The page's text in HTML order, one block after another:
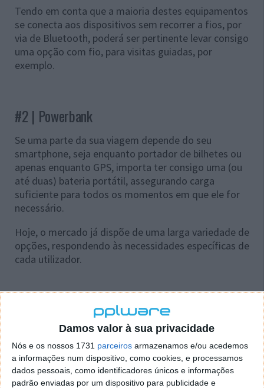
Damos valor à sua privacidade
Nós e os nossos 1731 parceiros armazenamos e/ou acedemos
a informações num dispositivo, como cookies, e processamos
dados pessoais, como identificadores únicos e informações
padrão enviadas por um dispositivo para publicidade e
Tendo em conta que a maioria destes equipamentos
se conecta aos dispositivos sem recorrer a fios, por
via de Bluetooth, poderá ser pertinente levar consigo
uma opção com fio, para visitas guiadas, por
exemplo.
#2 | Powerbank
Se uma parte da sua viagem depende do seu
smartphone, seja enquanto portador de bilhetes ou
apenas enquanto GPS, importa ter consigo uma (ou
até duas) bateria portátil, assegurando carga
suficiente para todos os momentos em que ele for
necessário.
Hoje, o mercado já dispõe de uma larga variedade de
opções, respondendo às necessidades específicas de
cada utilizador.
#3 | Localizador GPS
Contrariamente às sugestões acima, esta pode não
ser óbvia para todos os que almejam conhecer terras
internacionais. Porém, acredite, pode ser útil.